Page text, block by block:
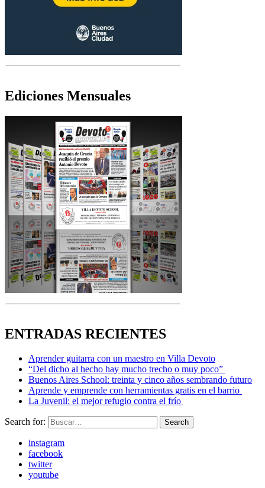
Ediciones Mensuales
ENTRADAS RECIENTES
Aprender guitarra con un maestro en Villa Devoto
“Del dicho al hecho hay mucho trecho o muy poco”
Buenos Aires School: treinta y cinco años sembrando futuro
Aprende y emprende con herramientas gratis en el barrio
La Juvenil: el mejor refugio contra el frío
Search for: Search
instagram
facebook
twitter
youtube